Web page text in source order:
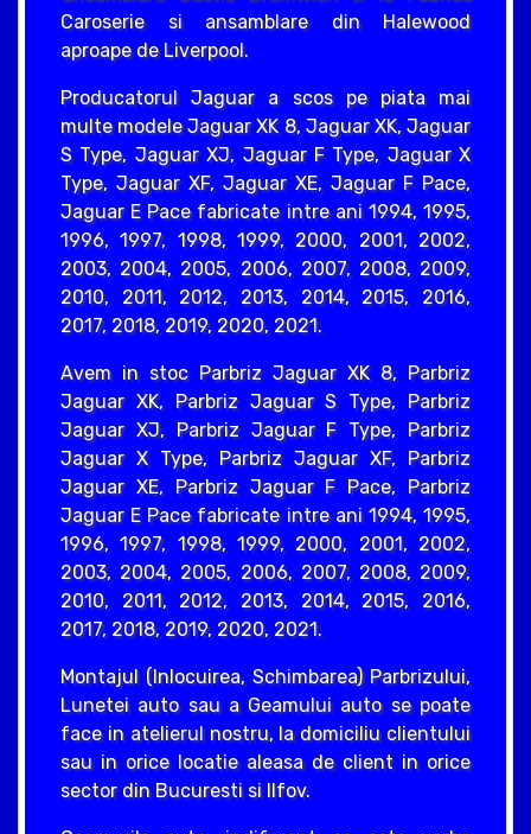
Caroserie si ansamblare din Halewood
aproape de Liverpool.
Producatorul Jaguar a scos pe piata mai
multe modele Jaguar XK 8, Jaguar XK, Jaguar
S Type, Jaguar XJ, Jaguar F Type, Jaguar X
Type, Jaguar XF, Jaguar XE, Jaguar F Pace,
Jaguar E Pace fabricate intre ani 1994, 1995,
1996, 1997, 1998, 1999, 2000, 2001, 2002,
2003, 2004, 2005, 2006, 2007, 2008, 2009,
2010, 2011, 2012, 2013, 2014, 2015, 2016,
2017, 2018, 2019, 2020, 2021.
Avem in stoc Parbriz Jaguar XK 8, Parbriz
Jaguar XK, Parbriz Jaguar S Type, Parbriz
Jaguar XJ, Parbriz Jaguar F Type, Parbriz
Jaguar X Type, Parbriz Jaguar XF, Parbriz
Jaguar XE, Parbriz Jaguar F Pace, Parbriz
Jaguar E Pace fabricate intre ani 1994, 1995,
1996, 1997, 1998, 1999, 2000, 2001, 2002,
2003, 2004, 2005, 2006, 2007, 2008, 2009,
2010, 2011, 2012, 2013, 2014, 2015, 2016,
2017, 2018, 2019, 2020, 2021.
Montajul (Inlocuirea, Schimbarea) Parbrizului,
Lunetei auto sau a Geamului auto se poate
face in atelierul nostru, la domiciliu clientului
sau in orice locatie aleasa de client in orice
sector din Bucuresti si Ilfov.